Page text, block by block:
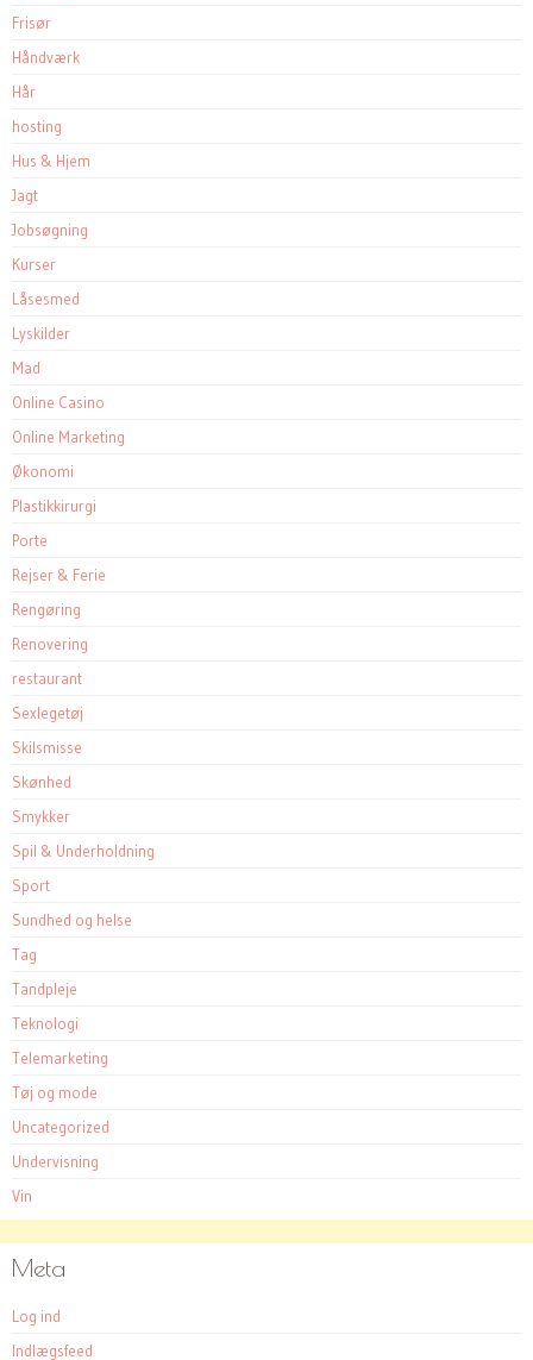
Frisør
Håndværk
Hår
hosting
Hus & Hjem
Jagt
Jobsøgning
Kurser
Låsesmed
Lyskilder
Mad
Online Casino
Online Marketing
Økonomi
Plastikkirurgi
Porte
Rejser & Ferie
Rengøring
Renovering
restaurant
Sexlegetøj
Skilsmisse
Skønhed
Smykker
Spil & Underholdning
Sport
Sundhed og helse
Tag
Tandpleje
Teknologi
Telemarketing
Tøj og mode
Uncategorized
Undervisning
Vin
Meta
Log ind
Indlægsfeed